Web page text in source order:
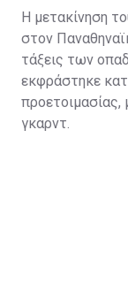
Η μετακίνηση
στον
τάξεις των
εκφράστηκε
γκαρντ.